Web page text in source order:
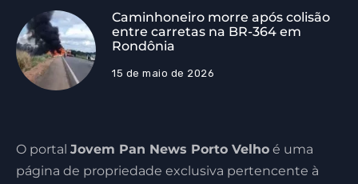
Caminhoneiro morre após colisão
entre carretas na BR-364 em
Rondônia
15 de maio de 2026
O portal Jovem Pan News Porto Velho é uma
página de propriedade exclusiva pertencente à